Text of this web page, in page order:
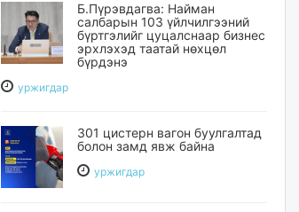
Б.Пүрэвдагва: Найман
салбарын 103 үйлчилгээний
бүртгэлийг цуцалснаар бизнес
эрхлэхэд таатай нөхцөл
бүрдэнэ
уржигдар
301 цистерн вагон буулгалтад
болон замд явж байна
уржигдар